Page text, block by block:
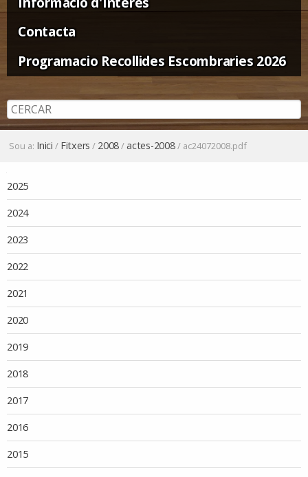
Contacta
Programacio Recollides Escombraries 2026
Sou a: Inici / Fitxers / 2008/actes-2008/ ac24072008.pdf
2025
2024
2023
2022
2021
2020
2019
2018
2017
2016
2015